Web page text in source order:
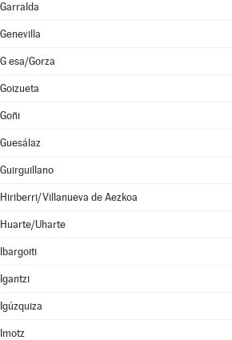
Garralda
Genevilla
G esa/Gorza
Goizueta
Goñi
Guesálaz
Guirguillano
Hiriberri/Villanueva de Aezkoa
Huarte/Uharte
Ibargoiti
Igantzi
Igúzquiza
Imotz